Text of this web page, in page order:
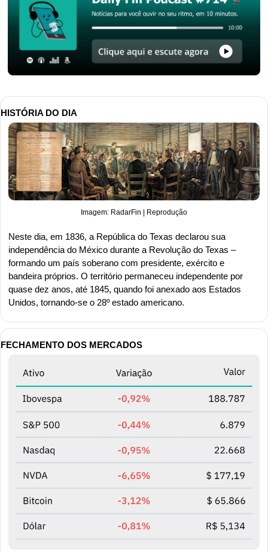
HISTÓRIA DO DIA
Imagem: RadarFin | Reprodução
Neste dia, em 1836, a República do Texas declarou sua
independência do México durante a Revolução do Texas –
formando um país soberano com presidente, exército e
bandeira próprios. O território permaneceu independente por
quase dez anos, até 1845, quando foi anexado aos Estados
Unidos, tornando-se o 28º estado americano.
FECHAMENTO DOS MERCADOS